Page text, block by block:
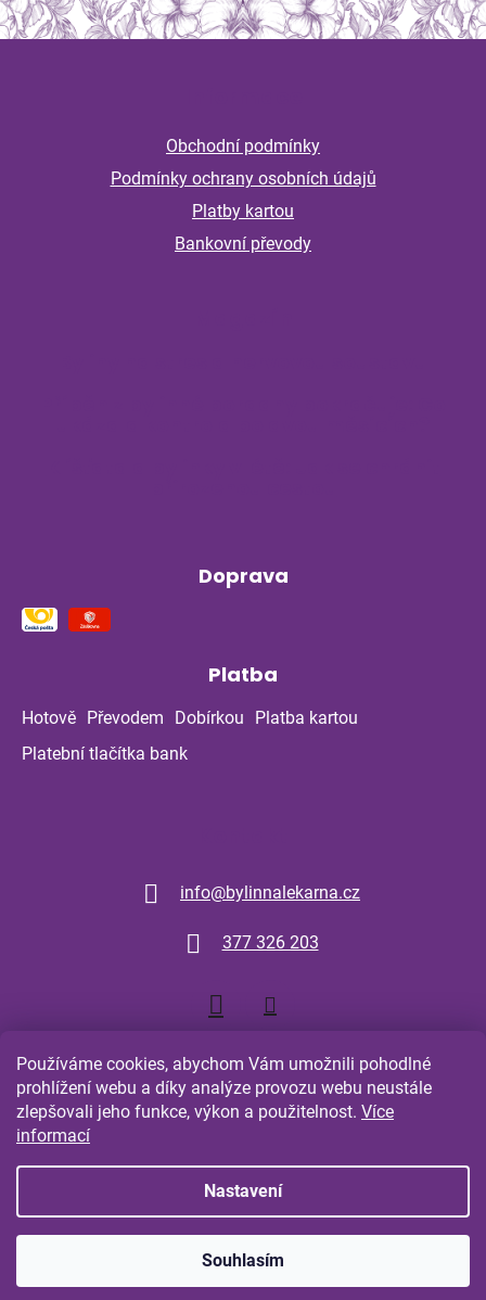
Používáme cookies, abychom Vám umožnili pohodlné
prohlížení webu a díky analýze provozu webu neustále
zlepšovali jeho funkce, výkon a použitelnost. Více
informací
Nastavení
Souhlasím
Z
Obchodní podmínky
Podmínky ochrany osobních údajů
Platby kartou
Bankovní převody
Doprava
Platba
Hotově Převodem Dobírkou
Platba kartou
Platební tlačítka bank
info@bylinnalekarna.cz
377 326 203
Shoptet.cz Comgate.cz
Vytvořil Shoptet
Bylinná Lékarna Plzeň
vyhrazena.Upravit nastavení cookies